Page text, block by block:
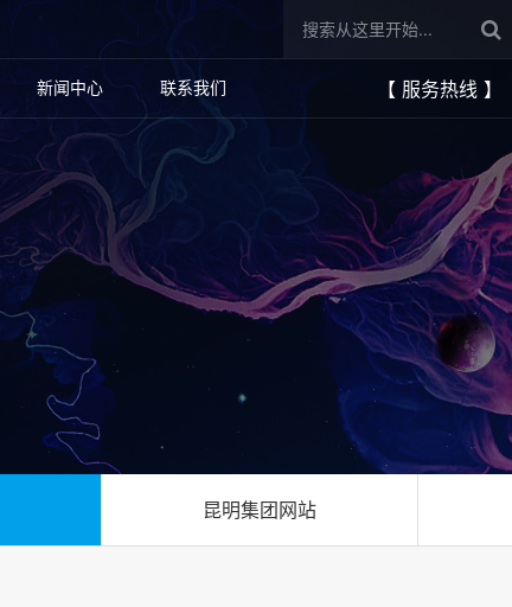
新闻中心 联系我们 【 服务热线 】
昆明集团网站